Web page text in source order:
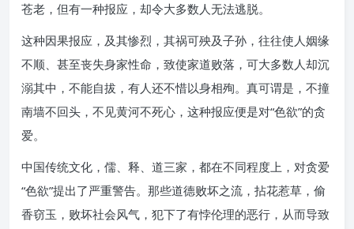
苍老，但有一种报应，却令大多数人无法逃脱。
这种因果报应，及其惨烈，其祸可殃及子孙，往往使人姻缘
不顺、甚至丧失身家性命，致使家道败落，可大多数人却沉
溺其中，不能自拔，有人还不惜以身相殉。真可谓是，不撞
南墙不回头，不见黄河不死心，这种报应便是对“色欲”的贪
爱。
中国传统文化，儒、释、道三家，都在不同程度上，对贪爱
“色欲”提出了严重警告。那些道德败坏之流，拈花惹草，偷
香窃玉，败坏社会风气，犯下了有悖伦理的恶行，从而导致